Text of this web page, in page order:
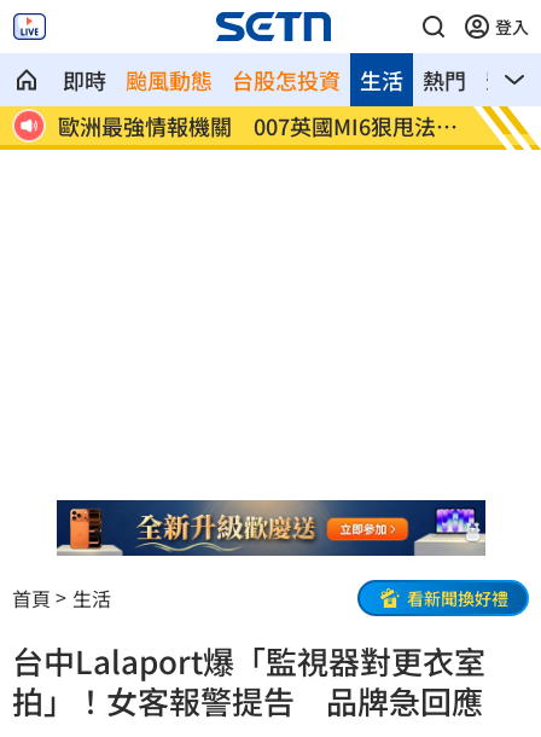
登入
即時 颱風動態 台股怎投資 熱門 影音
生活
報機關 007英國MI6狠甩法奪 2026盲眼龍婆5預言
灣
首頁 生活 看新聞換好禮
台中Lalaport爆「監視器對更衣室
拍」！女客報警提告 品牌急回應